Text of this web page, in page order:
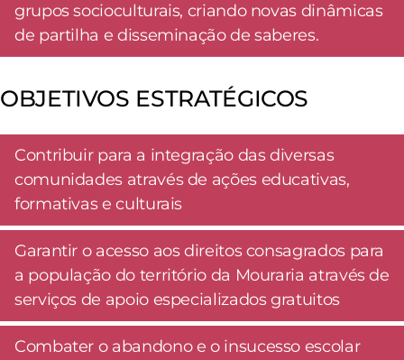
grupos socioculturais, criando novas dinâmicas
de partilha e disseminação de saberes.
OBJETIVOS ESTRATÉGICOS
Contribuir para a integração das diversas
comunidades através de ações educativas,
formativas e culturais
Garantir o acesso aos direitos consagrados para
a população do território da Mouraria através de
serviços de apoio especializados gratuitos
Combater o abandono e o insucesso escolar